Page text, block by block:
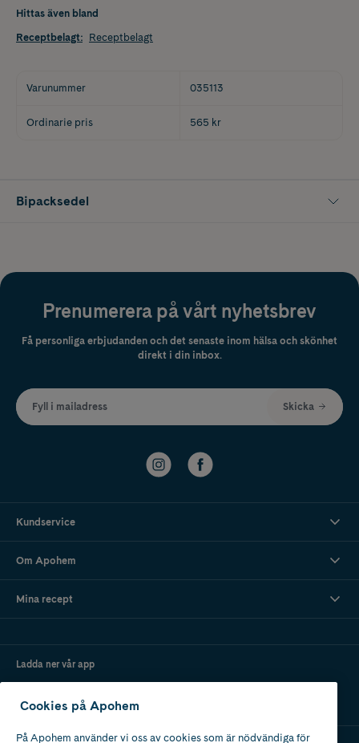
Hittas även bland
Receptbelagt: Receptbelagt
Varunummer 035113
Ordinarie pris 565 kr
Bipacksedel
Prenumerera på vårt nyhetsbrev
Få personliga erbjudanden och det senaste inom hälsa och skönhet
direkt i din inbox.
Fyll i mailadress Skicka
Kundservice
Om Apohem
Mina recept
Ladda ner vår app
Cookies på Apohem
På Apohem använder vi oss av cookies som är nödvändiga för